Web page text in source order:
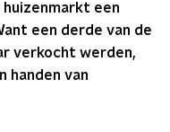
een
een derde van de
verkocht werden,
handen van